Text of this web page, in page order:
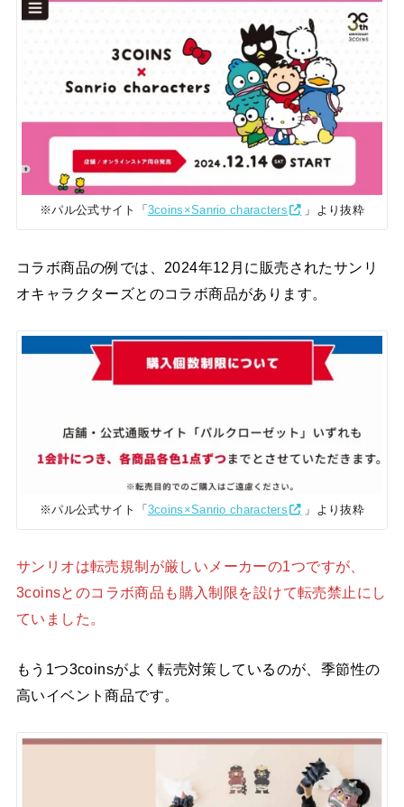
※パル公式サイト「 3coins×Sanrio characters 」より抜粋
コラボ商品の例では、2024年12月に販売されたサンリ
オキャラクターズとのコラボ商品があります。
※パル公式サイト「 3coins×Sanrio characters 」より抜粋
サンリオは転売規制が厳しいメーカーの1つですが、
3coinsとのコラボ商品も購入制限を設けて転売禁止にし
ていました。
もう1つ3coinsがよく転売対策しているのが、季節性の
高いイベント商品です。